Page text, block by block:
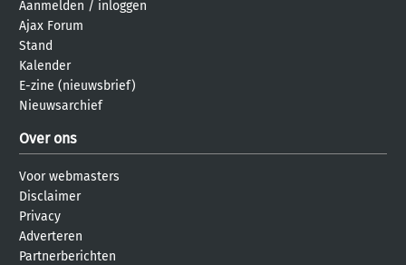
Aanmelden / inloggen
Ajax Forum
Stand
Kalender
E-zine (nieuwsbrief)
Nieuwsarchief
Over ons
Voor webmasters
Disclaimer
Privacy
Adverteren
Partnerberichten